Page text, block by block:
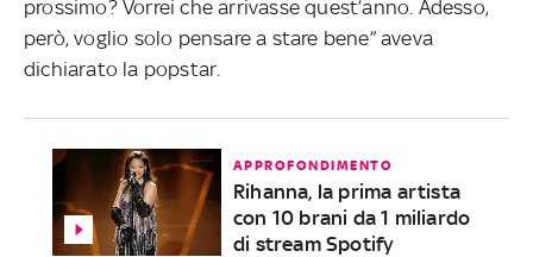
prossimo? Vorrei che arrivasse quest’anno. Adesso,
però, voglio solo pensare a stare bene” aveva
dichiarato la popstar.
APPROFONDIMENTO
Rihanna, la prima artista
con 10 brani da 1 miliardo
di stream Spotify